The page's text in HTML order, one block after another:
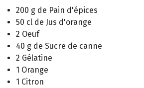
200 g de Pain d'épices
50 cl de Jus d'orange
2 Oeuf
40 g de Sucre de canne
2 Gélatine
1 Orange
1 Citron